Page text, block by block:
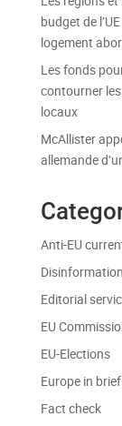
budget de
logement
Les fonds
contourner les
locaux
McAllister
allemande
Anti-EU
Editorial
EU
EU-Elections
Europe in brief
Fact check